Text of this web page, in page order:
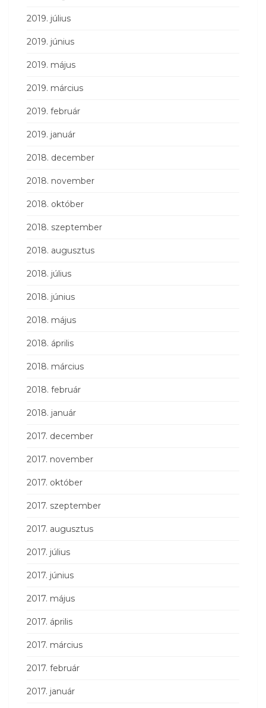
2019. július
2019. június
2019. május
2019. március
2019. február
2019. január
2018. december
2018. november
2018. október
2018. szeptember
2018. augusztus
2018. július
2018. június
2018. május
2018. április
2018. március
2018. február
2018. január
2017. december
2017. november
2017. október
2017. szeptember
2017. augusztus
2017. július
2017. június
2017. május
2017. április
2017. március
2017. február
2017. január